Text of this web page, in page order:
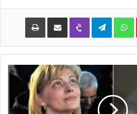
Pinterest
WhatsApp
Telegram
Viber مشاركة عبر البريد طباعة